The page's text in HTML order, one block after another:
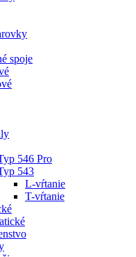
spoje
546 Pro
543
L-vŕtanie
T-vŕtanie